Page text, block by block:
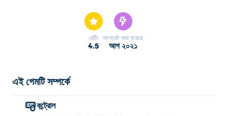
রেটিং
4.5
আপডেট করা হয়েছে
আগ ২০২১
এই গেমটি সম্পর্কে
কন্ট্রোল